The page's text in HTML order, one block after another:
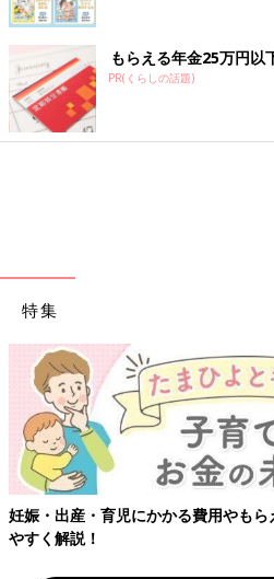
もらえる年金25万円以
PR(くらしの話題)
特集
妊娠・出産・育児にかかる費用やも
やすく解説！